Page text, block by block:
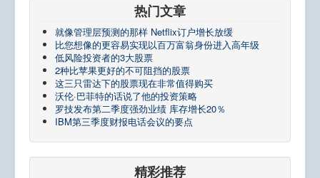
热门文章
就像管理层预测的那样 Netflix订户增长放缓
比您想像的更容易实现以百万富翁身份进入高年级
低风险投资者的3大股票
2种比苹果更好的不可阻挡的股票
这三只雷达下的股票现在非常值得购买
沃伦·巴菲特的话说了他的投资策略
罗技发布第二季度强劲业绩 库存增长20％
IBM第三季度财报电话会议的要点
精彩推荐